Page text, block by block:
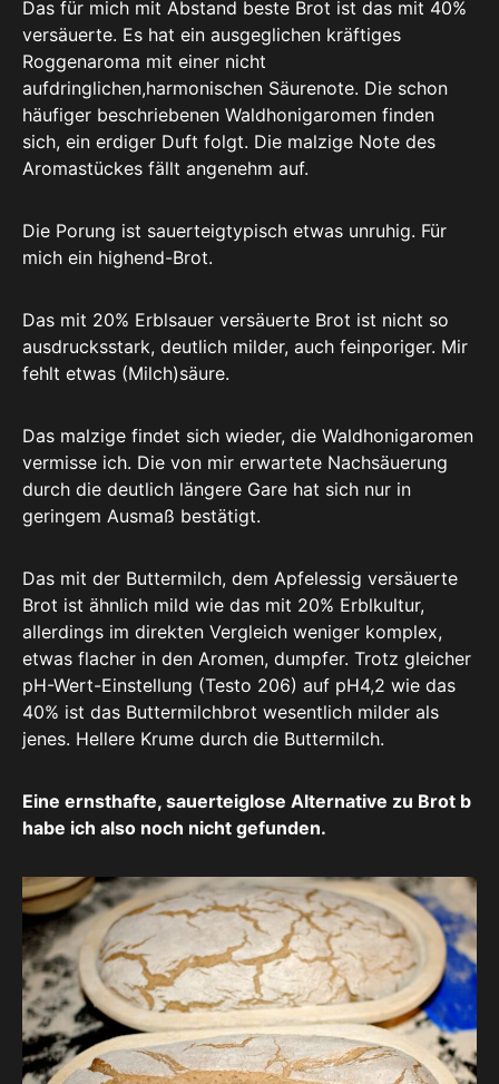
Das für mich mit Abstand beste Brot ist das mit 40%
versäuerte. Es hat ein ausgeglichen kräftiges
Roggenaroma mit einer nicht
aufdringlichen,harmonischen Säurenote. Die schon
häufiger beschriebenen Waldhonigaromen finden
sich, ein erdiger Duft folgt. Die malzige Note des
Aromastückes fällt angenehm auf.
Die Porung ist sauerteigtypisch etwas unruhig. Für
mich ein highend-Brot.
Das mit 20% Erblsauer versäuerte Brot ist nicht so
ausdrucksstark, deutlich milder, auch feinporiger. Mir
fehlt etwas (Milch)säure.
Das malzige findet sich wieder, die Waldhonigaromen
vermisse ich. Die von mir erwartete Nachsäuerung
durch die deutlich längere Gare hat sich nur in
geringem Ausmaß bestätigt.
Das mit der Buttermilch, dem Apfelessig versäuerte
Brot ist ähnlich mild wie das mit 20% Erblkultur,
allerdings im direkten Vergleich weniger komplex,
etwas flacher in den Aromen, dumpfer. Trotz gleicher
pH-Wert-Einstellung (Testo 206) auf pH4,2 wie das
40% ist das Buttermilchbrot wesentlich milder als
jenes. Hellere Krume durch die Buttermilch.
Eine ernsthafte, sauerteiglose Alternative zu Brot b
habe ich also noch nicht gefunden.